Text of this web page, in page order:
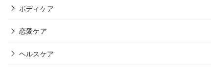
ボディケア
恋愛ケア
ヘルスケア